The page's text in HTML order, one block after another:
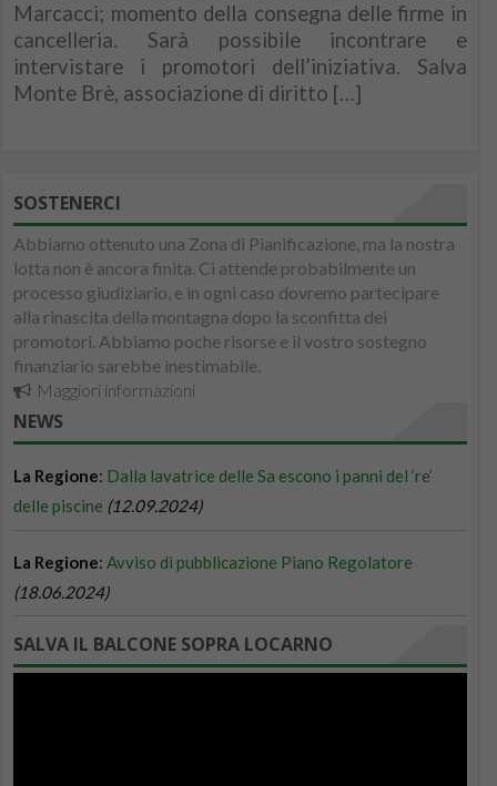
Marcacci; momento della consegna delle firme in
cancelleria. Sarà possibile incontrare e
intervistare i promotori dell’iniziativa. Salva
Monte Brè, associazione di diritto […]
SOSTENERCI
Abbiamo ottenuto una Zona di Pianificazione, ma la nostra
lotta non è ancora finita. Ci attende probabilmente un
processo giudiziario, e in ogni caso dovremo partecipare
alla rinascita della montagna dopo la sconfitta dei
promotori. Abbiamo poche risorse e il vostro sostegno
finanziario sarebbe inestimabile.
Maggiori informazioni
NEWS
SALVA IL BALCONE SOPRA LOCARNO